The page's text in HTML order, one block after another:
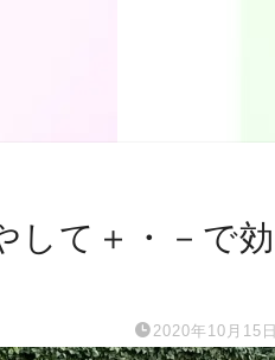
して＋・－で効
2020年10月15日